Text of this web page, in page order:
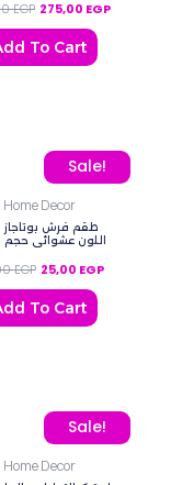
EGP 275,00 EGP
To Cart
EGP. Sale!
Home Decor
اللون عشوائي حجم
EGP
Original price was:
25,00 EGP
Current price
To Cart
Sale!
Home Decor
Original price was:
Current price